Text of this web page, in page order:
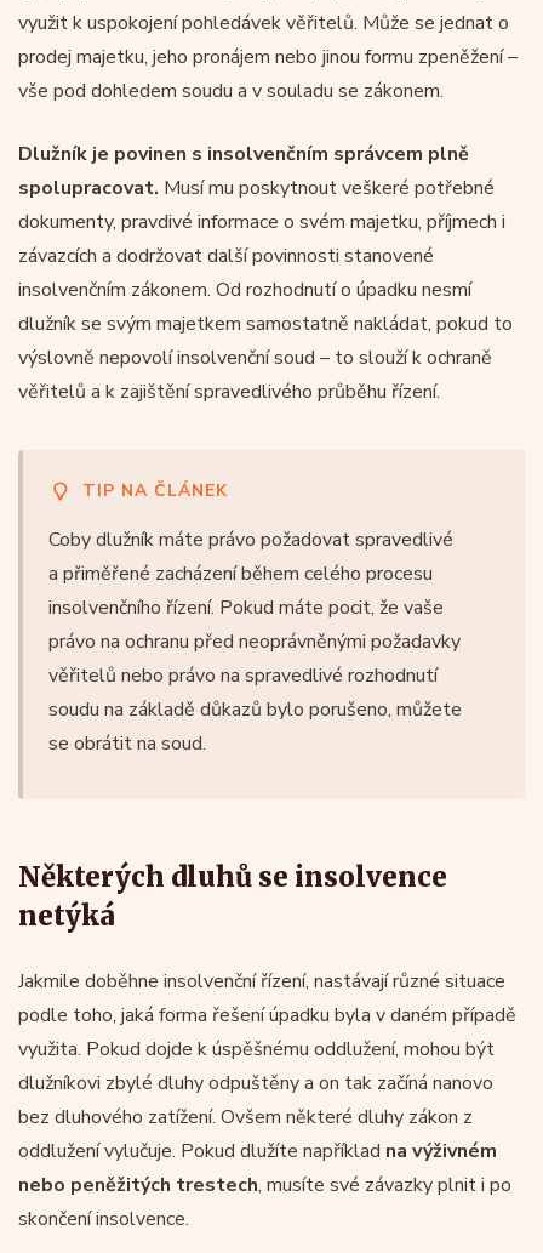
využit k uspokojení pohledávek věřitelů. Může se jednat o
prodej majetku, jeho pronájem nebo jinou formu zpeněžení –
vše pod dohledem soudu a v souladu se zákonem.
Dlužník je povinen s insolvenčním správcem plně
spolupracovat. Musí mu poskytnout veškeré potřebné
dokumenty, pravdivé informace o svém majetku, příjmech i
závazcích a dodržovat další povinnosti stanovené
insolvenčním zákonem. Od rozhodnutí o úpadku nesmí
dlužník se svým majetkem samostatně nakládat, pokud to
výslovně nepovolí insolvenční soud – to slouží k ochraně
věřitelů a k zajištění spravedlivého průběhu řízení.
TIP NA ČLÁNEK
Coby dlužník máte právo požadovat spravedlivé
a přiměřené zacházení během celého procesu
insolvenčního řízení. Pokud máte pocit, že vaše
právo na ochranu před neoprávněnými požadavky
věřitelů nebo právo na spravedlivé rozhodnutí
soudu na základě důkazů bylo porušeno, můžete
se obrátit na soud.
Některých dluhů se insolvence
netýká
Jakmile doběhne insolvenční řízení, nastávají různé situace
podle toho, jaká forma řešení úpadku byla v daném případě
využita. Pokud dojde k úspěšnému oddlužení, mohou být
dlužníkovi zbylé dluhy odpuštěny a on tak začíná nanovo
bez dluhového zatížení. Ovšem některé dluhy zákon z
oddlužení vylučuje. Pokud dlužíte například na výživném
nebo peněžitých trestech, musíte své závazky plnit i po
skončení insolvence.